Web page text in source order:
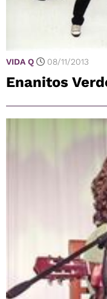
VIDA Q 08/11/2013
Enanitos